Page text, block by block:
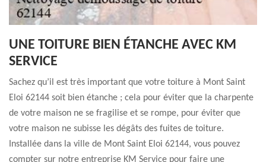
UNE TOITURE BIEN ÉTANCHE AVEC KM
SERVICE
Sachez qu’il est très important que votre toiture à Mont Saint
Eloi 62144 soit bien étanche ; cela pour éviter que la charpente
de votre maison ne se fragilise et se rompe, pour éviter que
votre maison ne subisse les dégâts des fuites de toiture.
Installée dans la ville de Mont Saint Eloi 62144, vous pouvez
compter sur notre entreprise KM Service pour faire une